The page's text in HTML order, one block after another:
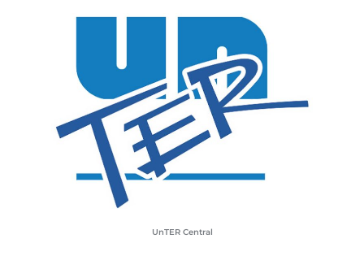
UnTER Central